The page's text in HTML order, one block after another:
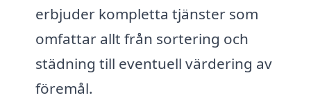
erbjuder kompletta tjänster som
omfattar allt från sortering och
städning till eventuell värdering av
föremål.